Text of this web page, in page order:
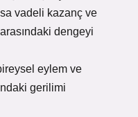
vadeli kazanç ve
dengeyi
eylem ve
gerilimi